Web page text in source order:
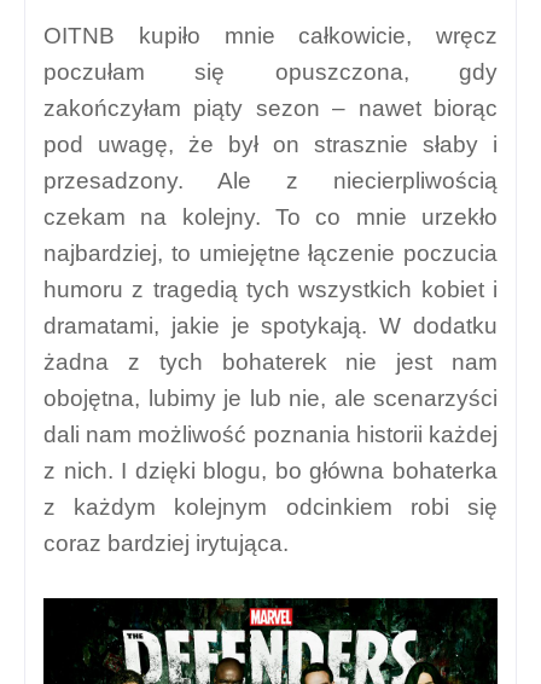
OITNB kupiło mnie całkowicie, wręcz
poczułam się opuszczona, gdy
zakończyłam piąty sezon – nawet biorąc
pod uwagę, że był on strasznie słaby i
przesadzony. Ale z niecierpliwością
czekam na kolejny. To co mnie urzekło
najbardziej, to umiejętne łączenie poczucia
humoru z tragedią tych wszystkich kobiet i
dramatami, jakie je spotykają. W dodatku
żadna z tych bohaterek nie jest nam
obojętna, lubimy je lub nie, ale scenarzyści
dali nam możliwość poznania historii każdej
z nich. I dzięki blogu, bo główna bohaterka
z każdym kolejnym odcinkiem robi się
coraz bardziej irytująca.